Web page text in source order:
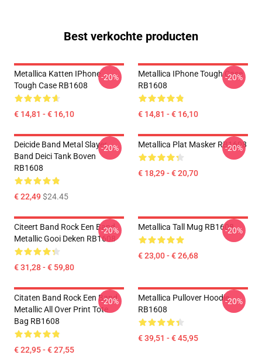
Best verkochte producten
Metallica Katten IPhone
Tough Case RB1608
€ 14,81 - € 16,10
-20%
Metallica IPhone Tough Case
RB1608
€ 14,81 - € 16,10
-20%
Deicide Band Metal Slayer
Band Deici Tank Boven
RB1608
€ 22,49$24.45
-20% Metallica Plat Masker RB1608
€ 18,29 - € 20,70
-20%
Citeert Band Rock Een Band
Metallic Gooi Deken RB1608
€ 31,28 - € 59,80
-20% Metallica Tall Mug RB1608
€ 23,00 - € 26,68
-20%
Citaten Band Rock Een Band
Metallic All Over Print Tote
Bag RB1608
€ 22,95 - € 27,55
-20%
Metallica Pullover Hoodie
RB1608
€ 39,51 - € 45,95
-20%